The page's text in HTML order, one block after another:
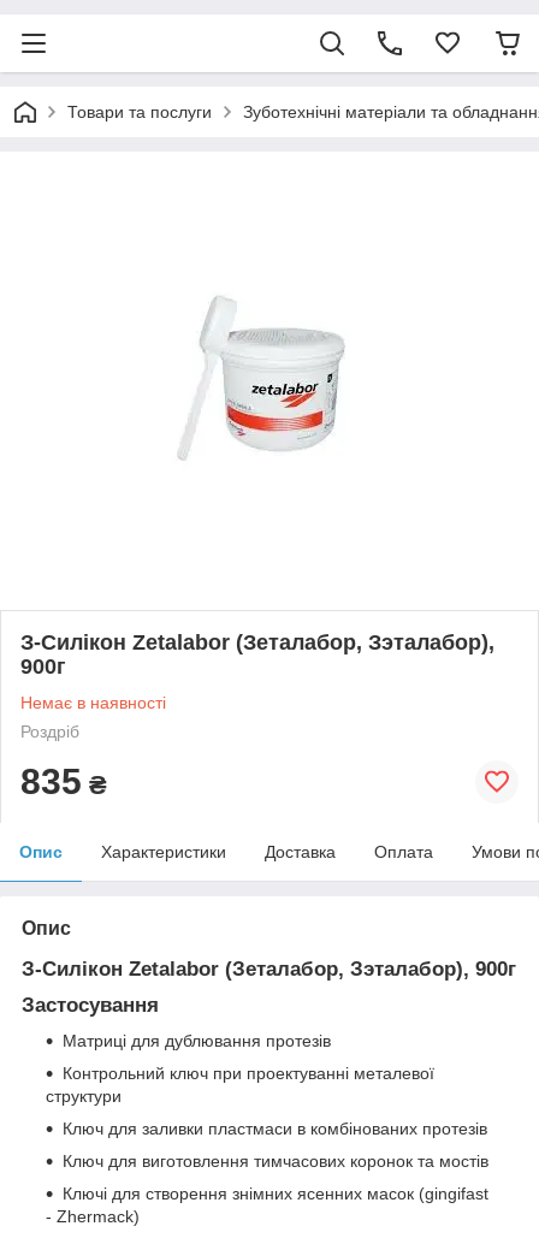
Товари та послуги Зуботехнічні матеріали та
З-Силікон Zetalabor (Зеталабор, Зэталабор),
900г
Немає в наявності
Роздріб
835 ₴
Опис Характеристики Доставка Оплата Умови
Опис
З-Силікон Zetalabor (Зеталабор, Зэталабор), 900г
Застосування
Матриці для дублювання протезів
Контрольний ключ при проектуванні металевої
структури
Ключ для заливки пластмаси в комбінованих протезів
Ключ для виготовлення тимчасових коронок та мостів
Ключі для створення знімних ясенних масок (gingifast
- Zhermack)